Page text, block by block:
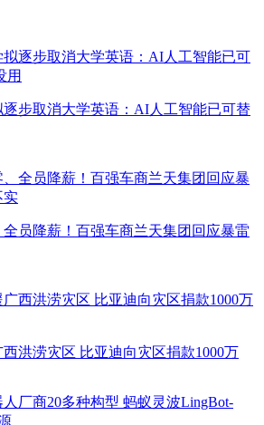
步取消大学英语：AI人工智能已可替
员降薪！百强车商兰天集团回应暴雷
洪涝灾区 比亚迪向灾区捐款1000万